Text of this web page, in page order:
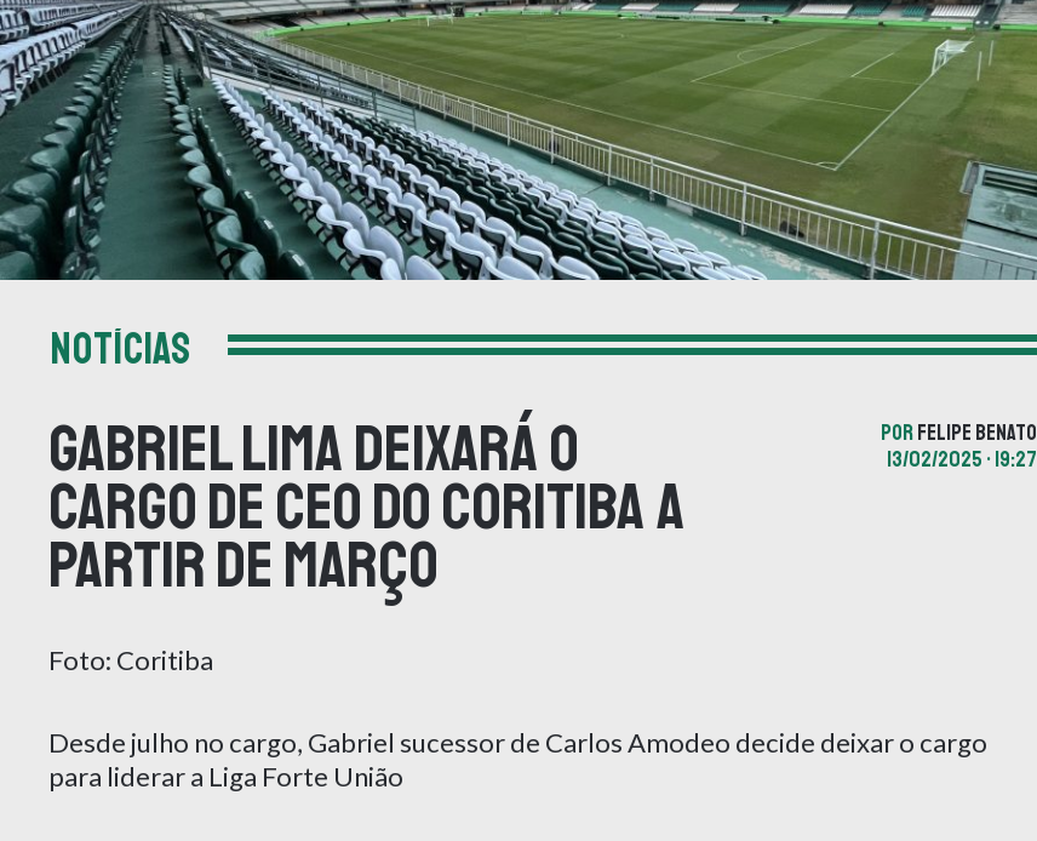
NOTÍCIAS
Gabriel Lima deixará o
cargo de CEO do Coritiba a
partir de março
PORFELIPE BENATO
13/02/2025 • 19:27
Foto: Coritiba
Desde julho no cargo, Gabriel sucessor de Carlos Amodeo decide deixar o cargo
para liderar a Liga Forte União